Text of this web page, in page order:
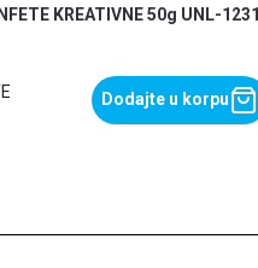
KREATIVNE 50g UNL-1231
Dodajte u korpu